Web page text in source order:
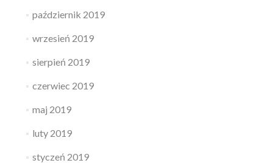
październik 2019
wrzesień 2019
sierpień 2019
czerwiec 2019
maj 2019
luty 2019
styczeń 2019